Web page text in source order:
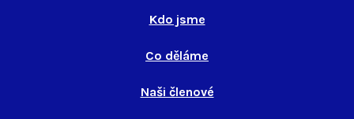
Kdo jsme
Co děláme
Naši členové